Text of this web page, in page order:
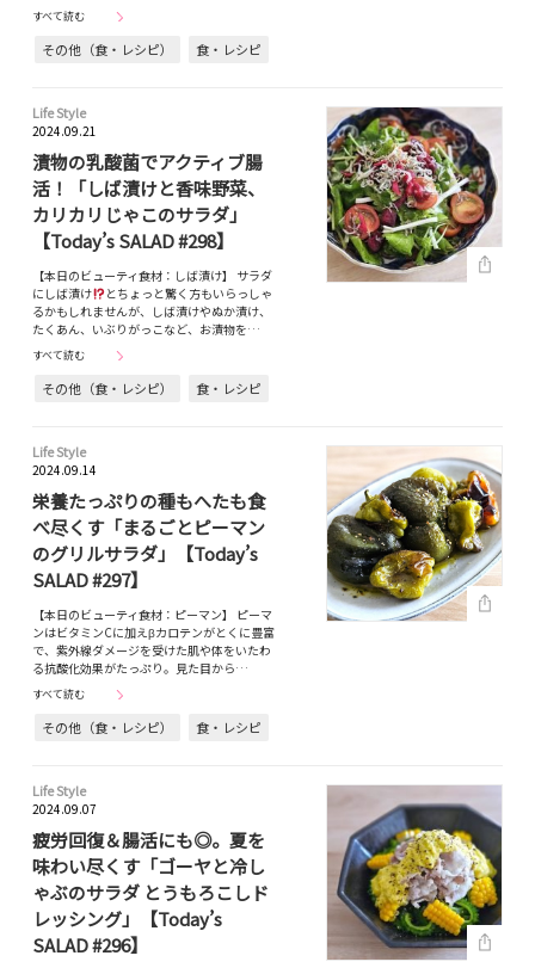
すべて読む
その他（食・レシピ） 食・レシピ
Life Style
2024.09.21
漬物の乳酸菌でアクティブ腸
活！「しば漬けと香味野菜、
カリカリじゃこのサラダ」
【Today’s SALAD #298】
【本日のビューティ食材：しば漬け】 サラダ
にしば漬け
とちょっと驚く方もいらっしゃ
るかもしれませんが、しば漬けやぬか漬け、
たくあん、いぶりがっこなど、お漬物を…
すべて読む
その他（食・レシピ） 食・レシピ
Life Style
2024.09.14
栄養たっぷりの種もへたも食
べ尽くす「まるごとピーマン
のグリルサラダ」【Today’s
SALAD #297】
【本日のビューティ食材：ピーマン】 ピーマ
ンはビタミンCに加えβカロテンがとくに豊富
で、紫外線ダメージを受けた肌や体をいたわ
る抗酸化効果がたっぷり。見た目から…
すべて読む
その他（食・レシピ） 食・レシピ
Life Style
2024.09.07
疲労回復＆腸活にも◎。夏を
味わい尽くす「ゴーヤと冷し
ゃぶのサラダ とうもろこしド
レッシング」【Today’s
SALAD #296】